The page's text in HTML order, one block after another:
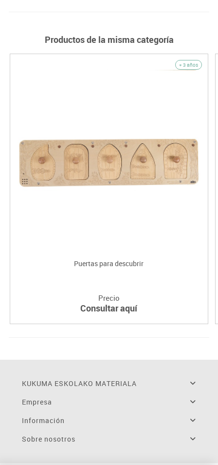
Productos de la misma categoría
+ 3 años
Puertas para descubrir
Precio
Consultar aquí
KUKUMA ESKOLAKO MATERIALA
Empresa
Información
Sobre nosotros